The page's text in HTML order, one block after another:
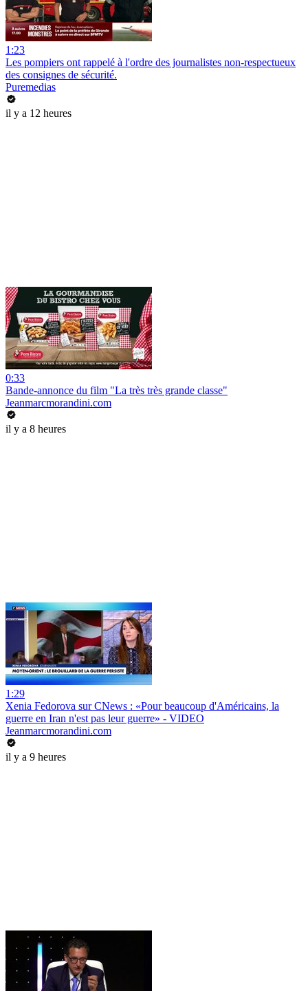
1:23
Les pompiers ont rappelé à l'ordre des journalistes non-respectueux
des consignes de sécurité.
Puremedias
il y a 12 heures
0:33
Bande-annonce du film "La très très grande classe"
Jeanmarcmorandini.com
il y a 8 heures
1:29
Xenia Fedorova sur CNews : «Pour beaucoup d'Américains, la
guerre en Iran n'est pas leur guerre» - VIDEO
Jeanmarcmorandini.com
il y a 9 heures